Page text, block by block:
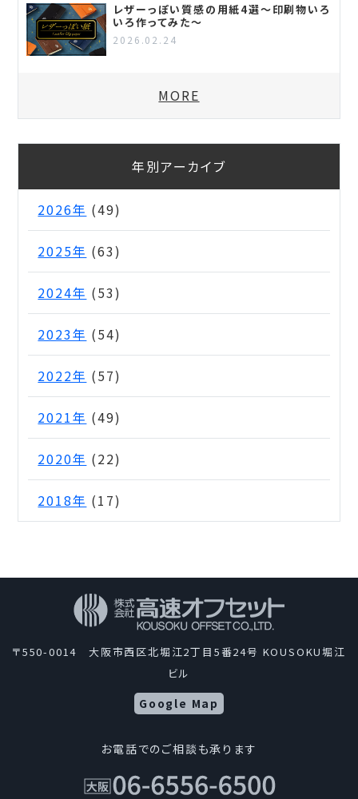
レザーっぽい質感の用紙4選～印刷物いろ
いろ作ってみた～
2026.02.24
MORE
年別アーカイブ
2026年 (49)
2025年 (63)
2024年 (53)
2023年 (54)
2022年 (57)
2021年 (49)
2020年 (22)
2018年 (17)
〒550-0014 大阪市西区北堀江2丁目5番24号 KOUSOKU堀江
ビル
Google Map
お電話でのご相談も承ります